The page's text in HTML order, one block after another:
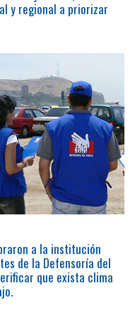
y regional a priorizar
a la institución
de la Defensoría del
que exista clima